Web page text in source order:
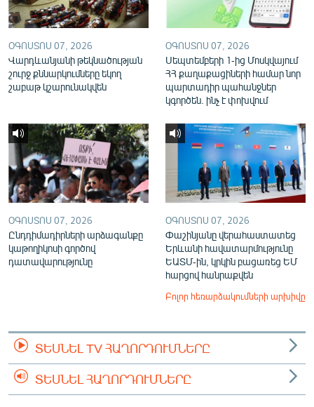
ՕԳՈՍՏՈՍ 07, 2026
Վարդևանյանի թեկնածության
շուրջ քննարկումները եկող
շաբաթ կշարունակվեն
ՕԳՈՍՏՈՍ 07, 2026
Սեպտեմբերի 1-ից Մոսկվայում
ՀՀ քաղաքացիների համար նոր
պարտադիր պահանջներ
կգործեն. ինչ է փոխվում
ՕԳՈՍՏՈՍ 07, 2026
Ընդդիմադիրների արձագանքը
կաթողիկոսի գործով
դատավարությունը
ՕԳՈՍՏՈՍ 07, 2026
Փաշինյանը վերահաստատեց
Երևանի հավատարմությունը
ԵԱՏՄ-ին, կրկին բացառեց ԵՄ
հարցով հանրաքվեն
Բոլոր հեռարձակումների արխիվը
ՏԵՍՆԵԼ TV ՀԱՂՈՐԴՈՒՄՆԵՐԸ
ՏԵՍՆԵԼ ՀԱՂՈՐԴՈՒՄՆԵՐԸ